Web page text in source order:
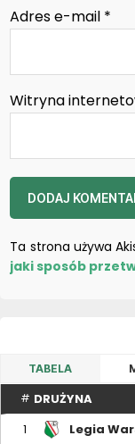
Adres e-mail *
Witryna
Ta strona używa
jaki sposób
TABELA
# DRUŻYNA
1 Legia